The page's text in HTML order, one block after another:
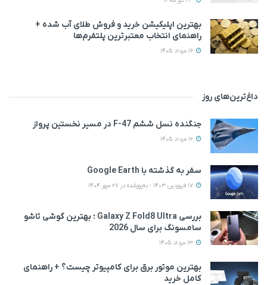
بهترین اپلیکیشن خرید و فروش طلای آب شده +
راهنمای انتخاب معتبرترین پلتفرم‌ها
داغ‌ترین‌های روز
جنگنده نسل ششم F-47 در مسیر نخستین پرواز
سفر به گذشته با Google Earth
بررسی Galaxy Z Fold8 Ultra ؛ بهترین گوشی تاشو
سامسونگ برای سال 2026
بهترین موتور برق برای کامپیوتر چیست؟ + راهنمای
کامل خرید